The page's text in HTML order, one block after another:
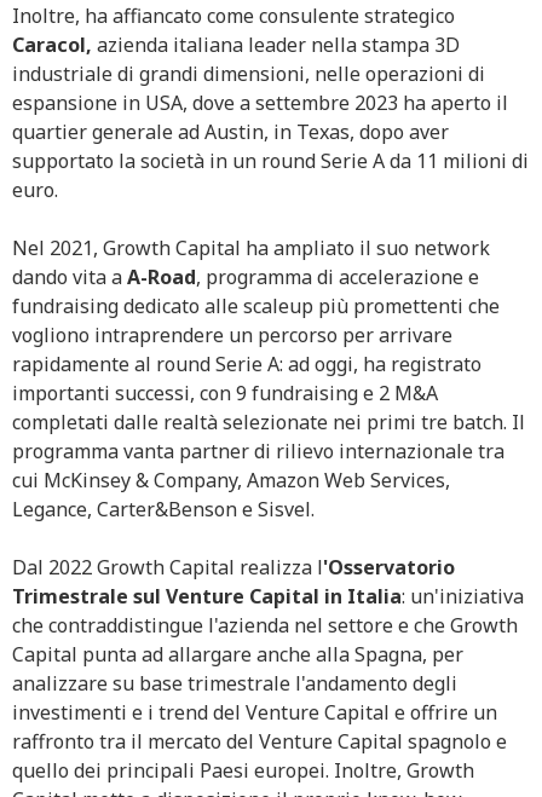
Inoltre, ha affiancato come consulente strategico
Caracol, azienda italiana leader nella stampa 3D
industriale di grandi dimensioni, nelle operazioni di
espansione in USA, dove a settembre 2023 ha aperto il
quartier generale ad Austin, in Texas, dopo aver
supportato la società in un round Serie A da 11 milioni di
euro.
Nel 2021, Growth Capital ha ampliato il suo network
dando vita aA-Road, programma di accelerazione e
fundraising dedicato alle scaleup più promettenti che
vogliono intraprendere un percorso per arrivare
rapidamente al round Serie A: ad oggi, ha registrato
importanti successi, con 9 fundraising e 2 M&A
completati dalle realtà selezionate nei primi tre batch. Il
programma vanta partner di rilievo internazionale tra
cui McKinsey & Company, Amazon Web Services,
Legance, Carter&Benson e Sisvel.
Dal 2022 Growth Capital realizza l'Osservatorio
Trimestrale sul Venture Capital in Italia: un'iniziativa
che contraddistingue l'azienda nel settore e che Growth
Capital punta ad allargare anche alla Spagna, per
analizzare su base trimestrale l'andamento degli
investimenti e i trend del Venture Capital e offrire un
raffronto tra il mercato del Venture Capital spagnolo e
quello dei principali Paesi europei. Inoltre, Growth